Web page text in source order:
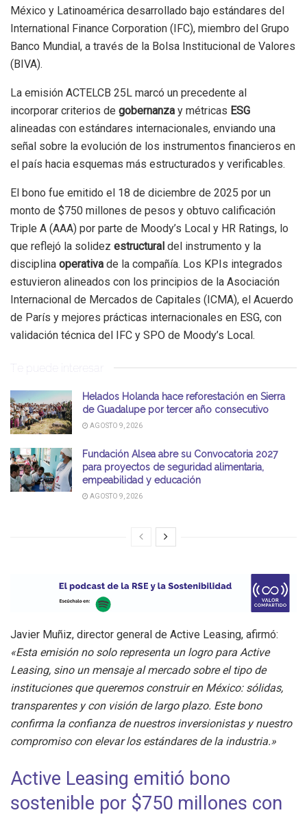
México y Latinoamérica desarrollado bajo estándares del
International Finance Corporation (IFC), miembro del Grupo
Banco Mundial, a través de la Bolsa Institucional de Valores
(BIVA).
La emisión ACTELCB 25L marcó un precedente al
incorporar criterios de gobernanza y métricas ESG
alineadas con estándares internacionales, enviando una
señal sobre la evolución de los instrumentos financieros en
el país hacia esquemas más estructurados y verificables.
El bono fue emitido el 18 de diciembre de 2025 por un
monto de $750 millones de pesos y obtuvo calificación
Triple A (AAA) por parte de Moody’s Local y HR Ratings, lo
que reflejó la solidez estructural del instrumento y la
disciplina operativa de la compañía. Los KPIs integrados
estuvieron alineados con los principios de la Asociación
Internacional de Mercados de Capitales (ICMA), el Acuerdo
de París y mejores prácticas internacionales en ESG, con
validación técnica del IFC y SPO de Moody’s Local.
Te puede interesar
Helados Holanda hace reforestación en Sierra
de Guadalupe por tercer año consecutivo
AGOSTO 9, 2026
Fundación Alsea abre su Convocatoria 2027
para proyectos de seguridad alimentaria,
empeabilidad y educación
AGOSTO 9, 2026
Javier Muñiz, director general de Active Leasing, afirmó:
«Esta emisión no solo representa un logro para Active
Leasing, sino un mensaje al mercado sobre el tipo de
instituciones que queremos construir en México: sólidas,
transparentes y con visión de largo plazo. Este bono
confirma la confianza de nuestros inversionistas y nuestro
compromiso con elevar los estándares de la industria.»
Active Leasing emitió bono
sostenible por $750 millones con